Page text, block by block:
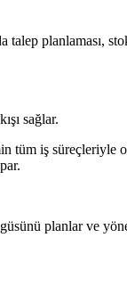
planlaması,
sağlar.
tüm iş süreçleriyle
planlar ve